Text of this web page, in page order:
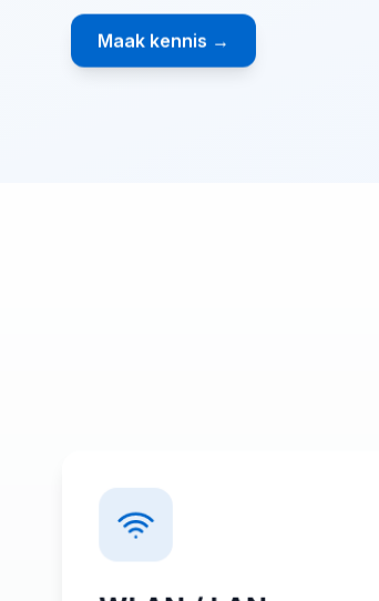
Maak kennis →